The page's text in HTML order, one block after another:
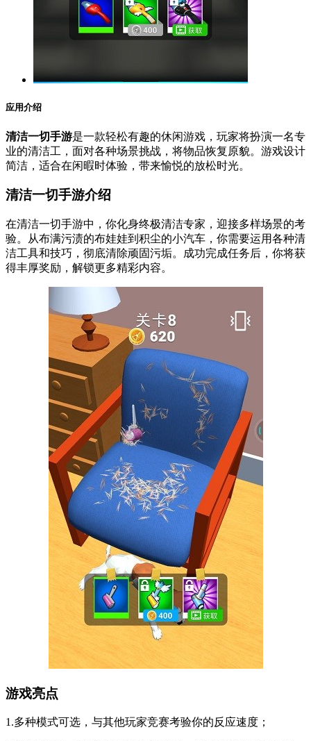
应用介绍
清洁一切手游是一款轻松有趣的休闲游戏，玩家将扮演一名专
业的清洁工，面对各种场景挑战，将物品恢复原貌。游戏设计
简洁，适合在闲暇时体验，带来愉悦的放松时光。
清洁一切手游介绍
在清洁一切手游中，你化身终极清洁专家，迎接多样场景的考
验。从布满污渍的布娃娃到积尘的小汽车，你需要运用各种清
洁工具和技巧，彻底清除顽固污垢。成功完成任务后，你将获
得丰厚奖励，解锁更多精彩内容。
游戏亮点
1.多种模式可选，与其他玩家竞赛考验你的反应速度；